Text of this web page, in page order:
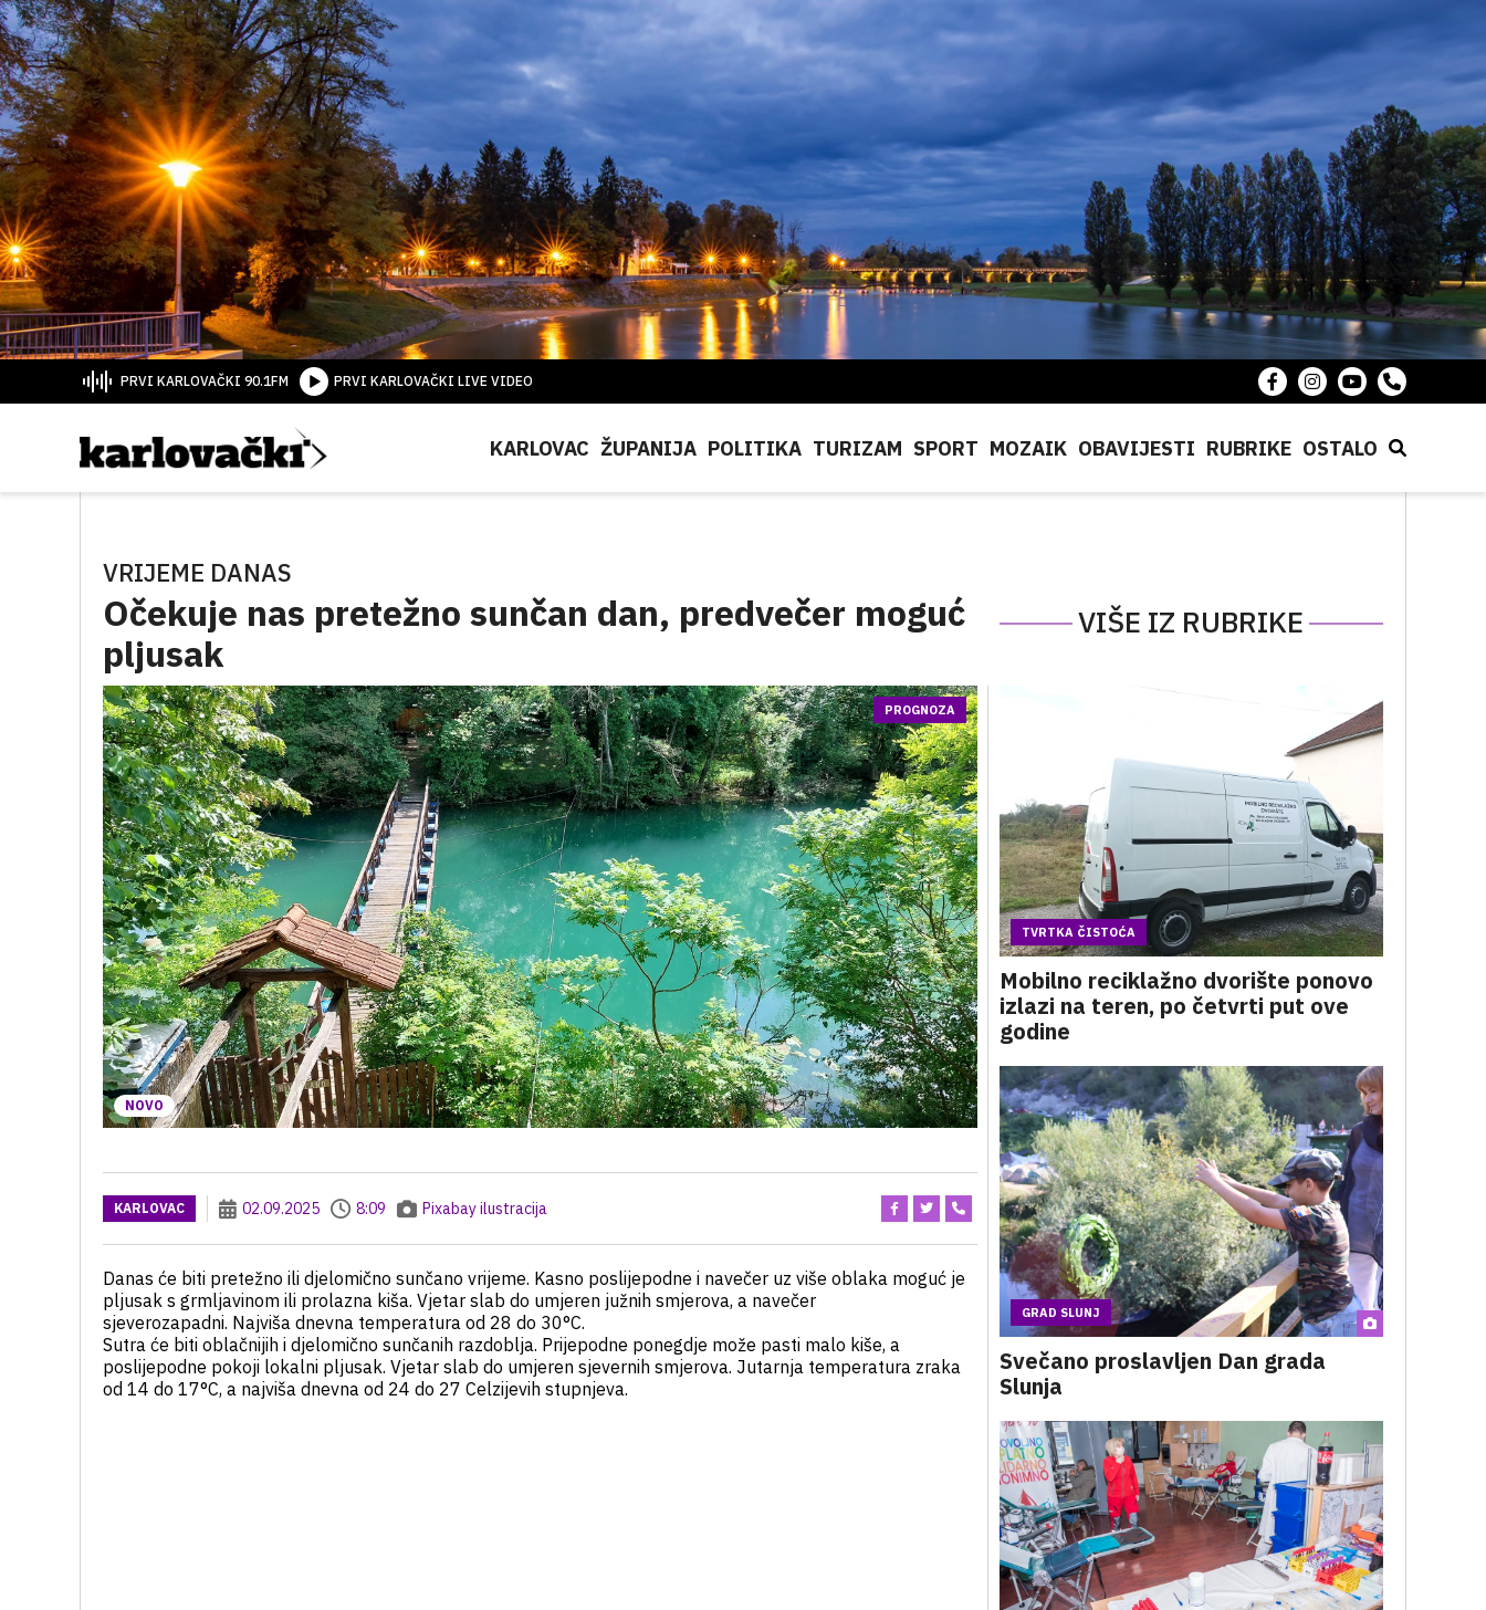
PRVI KARLOVAČKI 90.1FM PRVI KARLOVAČKI LIVE VIDEO
KARLOVAC ŽUPANIJA POLITIKA TURIZAM SPORT MOZAIK OBAVIJESTI RUBRIKE OSTALO
VRIJEME DANAS
Očekuje nas pretežno sunčan dan, predvečer moguć
pljusak
VIŠE IZ RUBRIKE
NOVO
PROGNOZA
KARLOVAC 02.09.2025 8:09 Pixabay ilustracija
Danas će biti pretežno ili djelomično sunčano vrijeme. Kasno poslijepodne i navečer uz više oblaka moguć je
pljusak s grmljavinom ili prolazna kiša. Vjetar slab do umjeren južnih smjerova, a navečer
sjeverozapadni. Najviša dnevna temperatura od 28 do 30°C.
Sutra će biti oblačnijih i djelomično sunčanih razdoblja. Prijepodne ponegdje može pasti malo kiše, a
poslijepodne pokoji lokalni pljusak. Vjetar slab do umjeren sjevernih smjerova. Jutarnja temperatura zraka
od 14 do 17°C, a najviša dnevna od 24 do 27 Celzijevih stupnjeva.
TVRTKA ČISTOĆA
Mobilno reciklažno dvorište ponovo
izlazi na teren, po četvrti put ove
godine
GRAD SLUNJ
Svečano proslavljen Dan grada
Slunja